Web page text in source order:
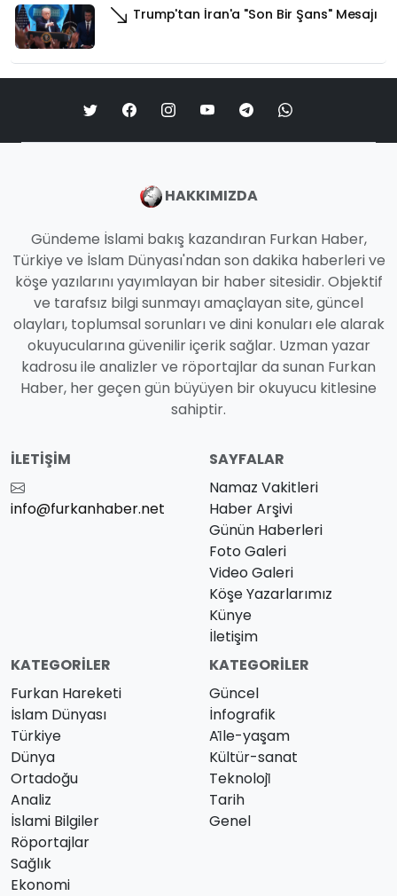
Trump'tan İran'a "Son Bir Şans" Mesajı
HAKKIMIZDA
Gündeme İslami bakış kazandıran Furkan Haber,
Türkiye ve İslam Dünyası'ndan son dakika haberleri ve
köşe yazılarını yayımlayan bir haber sitesidir. Objektif
ve tarafsız bilgi sunmayı amaçlayan site, güncel
olayları, toplumsal sorunları ve dini konuları ele alarak
okuyucularına güvenilir içerik sağlar. Uzman yazar
kadrosu ile analizler ve röportajlar da sunan Furkan
Haber, her geçen gün büyüyen bir okuyucu kitlesine
sahiptir.
İLETIŞIM
info@furkanhaber.net
SAYFALAR
Namaz Vakitleri
Haber Arşivi
Günün Haberleri
Foto Galeri
Video Galeri
Köşe Yazarlarımız
Künye
İletişim
KATEGORILER
Furkan Hareketi
İslam Dünyası
Türkiye
Dünya
Ortadoğu
Analiz
İslami Bilgiler
Röportajlar
Sağlık
Ekonomi
KATEGORILER
Güncel
İnfografik
Ai̇le-yaşam
Kültür-sanat
Teknoloji̇
Tarih
Genel